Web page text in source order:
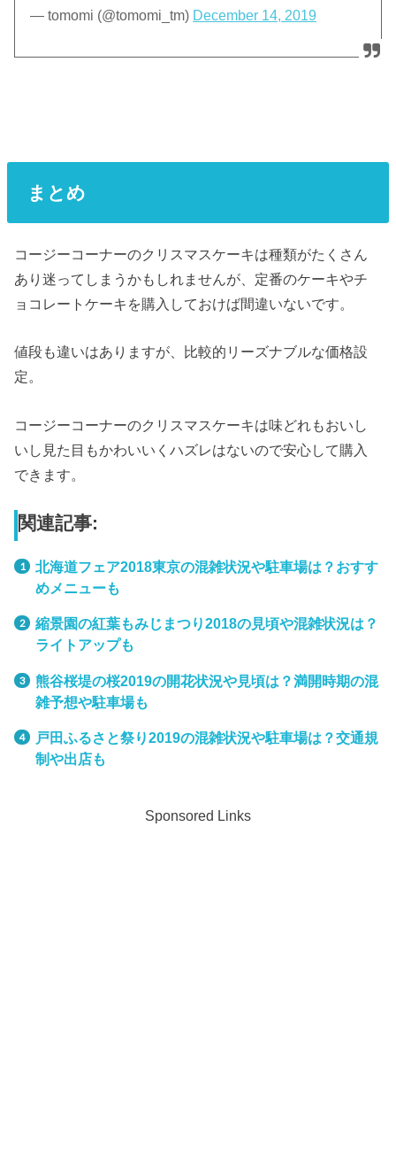
— tomomi (@tomomi_tm) December 14, 2019
まとめ
コージーコーナーのクリスマスケーキは種類がたくさん
あり迷ってしまうかもしれませんが、定番のケーキやチ
ョコレートケーキを購入しておけば間違いないです。
値段も違いはありますが、比較的リーズナブルな価格設
定。
コージーコーナーのクリスマスケーキは味どれもおいし
いし見た目もかわいいくハズレはないので安心して購入
できます。
関連記事:
北海道フェア2018東京の混雑状況や駐車場は？おすす
めメニューも
縮景園の紅葉もみじまつり2018の見頃や混雑状況は？
ライトアップも
熊谷桜堤の桜2019の開花状況や見頃は？満開時期の混
雑予想や駐車場も
戸田ふるさと祭り2019の混雑状況や駐車場は？交通規
制や出店も
Sponsored Links